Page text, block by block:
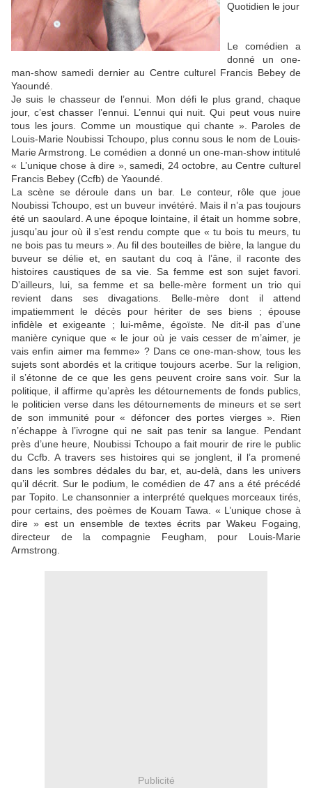
Quotidien le jour
Le comédien a
donné un one-
man-show samedi dernier au Centre culturel Francis Bebey de
Yaoundé.
Je suis le chasseur de l’ennui. Mon défi le plus grand, chaque
jour, c’est chasser l’ennui. L’ennui qui nuit. Qui peut vous nuire
tous les jours. Comme un moustique qui chante ». Paroles de
Louis-Marie Noubissi Tchoupo, plus connu sous le nom de Louis-
Marie Armstrong. Le comédien a donné un one-man-show intitulé
« L’unique chose à dire », samedi, 24 octobre, au Centre culturel
Francis Bebey (Ccfb) de Yaoundé.
La scène se déroule dans un bar. Le conteur, rôle que joue
Noubissi Tchoupo, est un buveur invétéré. Mais il n’a pas toujours
été un saoulard. A une époque lointaine, il était un homme sobre,
jusqu’au jour où il s’est rendu compte que « tu bois tu meurs, tu
ne bois pas tu meurs ». Au fil des bouteilles de bière, la langue du
buveur se délie et, en sautant du coq à l’âne, il raconte des
histoires caustiques de sa vie. Sa femme est son sujet favori.
D’ailleurs, lui, sa femme et sa belle-mère forment un trio qui
revient dans ses divagations. Belle-mère dont il attend
impatiemment le décès pour hériter de ses biens ; épouse
infidèle et exigeante ; lui-même, égoïste. Ne dit-il pas d’une
manière cynique que « le jour où je vais cesser de m’aimer, je
vais enfin aimer ma femme» ? Dans ce one-man-show, tous les
sujets sont abordés et la critique toujours acerbe. Sur la religion,
il s’étonne de ce que les gens peuvent croire sans voir. Sur la
politique, il affirme qu’après les détournements de fonds publics,
le politicien verse dans les détournements de mineurs et se sert
de son immunité pour « défoncer des portes vierges ». Rien
n’échappe à l’ivrogne qui ne sait pas tenir sa langue. Pendant
près d’une heure, Noubissi Tchoupo a fait mourir de rire le public
du Ccfb. A travers ses histoires qui se jonglent, il l’a promené
dans les sombres dédales du bar, et, au-delà, dans les univers
qu’il décrit. Sur le podium, le comédien de 47 ans a été précédé
par Topito. Le chansonnier a interprété quelques morceaux tirés,
pour certains, des poèmes de Kouam Tawa. « L’unique chose à
dire » est un ensemble de textes écrits par Wakeu Fogaing,
directeur de la compagnie Feugham, pour Louis-Marie
Armstrong.
Publicité